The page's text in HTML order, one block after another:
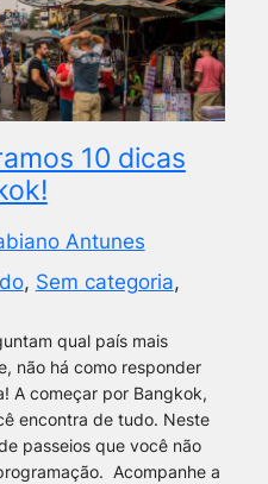
10 dicas
Antunes
, Sem categoria
qual país mais
não há como responder
A começar por Bangkok,
encontra de tudo. Neste
passeios que você não
Acompanhe a